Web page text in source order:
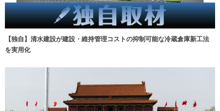
【独自】清水建設が建設・維持管理コストの抑制可能な冷蔵倉庫新工法
を実用化